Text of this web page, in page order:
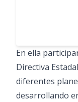
En ella
Directiva
diferentes
desarrollando